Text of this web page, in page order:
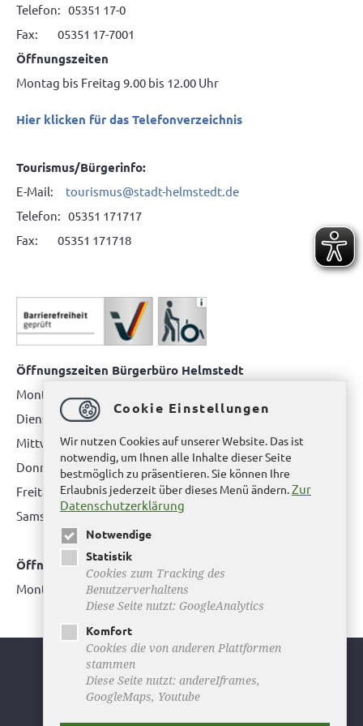
Telefon: 05351 17-0
Fax: 05351 17-7001
Öffnungszeiten
Montag bis Freitag 9.00 bis 12.00 Uhr
Hier klicken für das Telefonverzeichnis
Tourismus/Bürgerinfo:
E-Mail: tourismus@stadt-helmstedt.de
Telefon: 05351 171717
Fax: 05351 171718
Öffnungszeiten Bürgerbüro Helmstedt
Montag: 08.00 bis 12.00 Uhr
Dienstag: 08.00 bis 12.00 Uhr & 15.00 Uhr bis 17.00 Uhr
Mittwoch: nur nach Terminvereinbarung
Donnerstag: 08.00 bis 12.00 Uhr & 14.00 Uhr bis 16.00 Uhr
Freitag: nur nach Terminvereinbarung
Samstag:bitte hier klicken
Öffnungszeiten Bürgerbüro Büddenstedt
Montag: 14:00 bis 16:00 Uhr
Youtube
Facebook
Cookie Einstellungen
Wir nutzen Cookies auf unserer Website. Das ist
notwendig, um Ihnen alle Inhalte dieser Seite
bestmöglich zu präsentieren. Sie können Ihre
Erlaubnis jederzeit über dieses Menü ändern.Zur
Datenschutzerklärung
Notwendige
Statistik
Cookies zum Tracking des
Benutzerverhaltens
Diese Seite nutzt: GoogleAnalytics
Komfort
Cookies die von anderen Plattformen
stammen
Diese Seite nutzt: andereIframes,
GoogleMaps, Youtube